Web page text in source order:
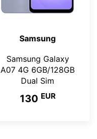
Samsung
Samsung Galaxy
A07 4G 6GB/128GB
Dual Sim
130 EUR